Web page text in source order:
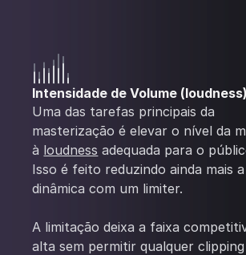
Intensidade de Volume (loudness)
Uma das tarefas principais da
masterização é elevar o nível da
à loudness adequada para o
Isso é feito reduzindo ainda mais
dinâmica com um limiter.
A limitação deixa a faixa
alta sem permitir qualquer